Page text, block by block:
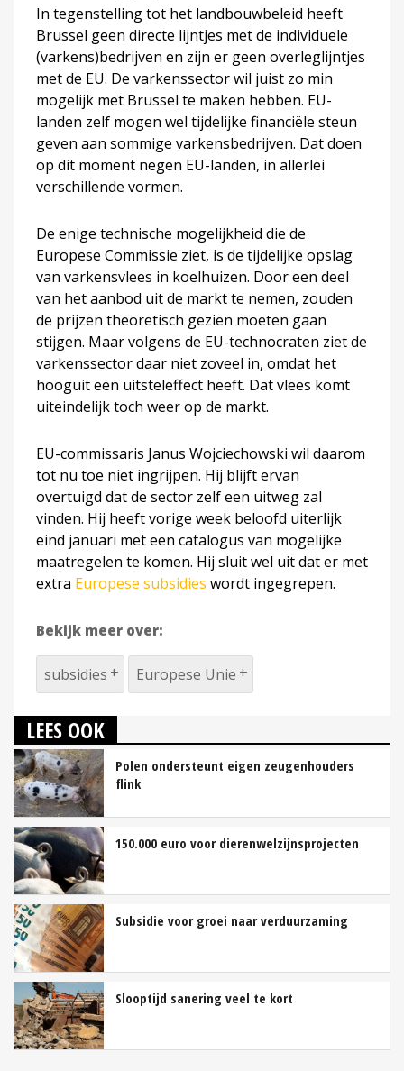
In tegenstelling tot het landbouwbeleid heeft
Brussel geen directe lijntjes met de individuele
(varkens)bedrijven en zijn er geen overleglijntjes
met de EU. De varkenssector wil juist zo min
mogelijk met Brussel te maken hebben. EU-
landen zelf mogen wel tijdelijke financiële steun
geven aan sommige varkensbedrijven. Dat doen
op dit moment negen EU-landen, in allerlei
verschillende vormen.
De enige technische mogelijkheid die de
Europese Commissie ziet, is de tijdelijke opslag
van varkensvlees in koelhuizen. Door een deel
van het aanbod uit de markt te nemen, zouden
de prijzen theoretisch gezien moeten gaan
stijgen. Maar volgens de EU-technocraten ziet de
varkenssector daar niet zoveel in, omdat het
hooguit een uitsteleffect heeft. Dat vlees komt
uiteindelijk toch weer op de markt.
EU-commissaris Janus Wojciechowski wil daarom
tot nu toe niet ingrijpen. Hij blijft ervan
overtuigd dat de sector zelf een uitweg zal
vinden. Hij heeft vorige week beloofd uiterlijk
eind januari met een catalogus van mogelijke
maatregelen te komen. Hij sluit wel uit dat er met
extra Europese subsidies wordt ingegrepen.
Bekijk meer over:
subsidies Europese Unie
LEES OOK
Polen ondersteunt eigen zeugenhouders
flink
150.000 euro voor dierenwelzijnsprojecten
Subsidie voor groei naar verduurzaming
Slooptijd sanering veel te kort